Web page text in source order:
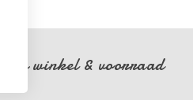
Eigen winkel & voorraad